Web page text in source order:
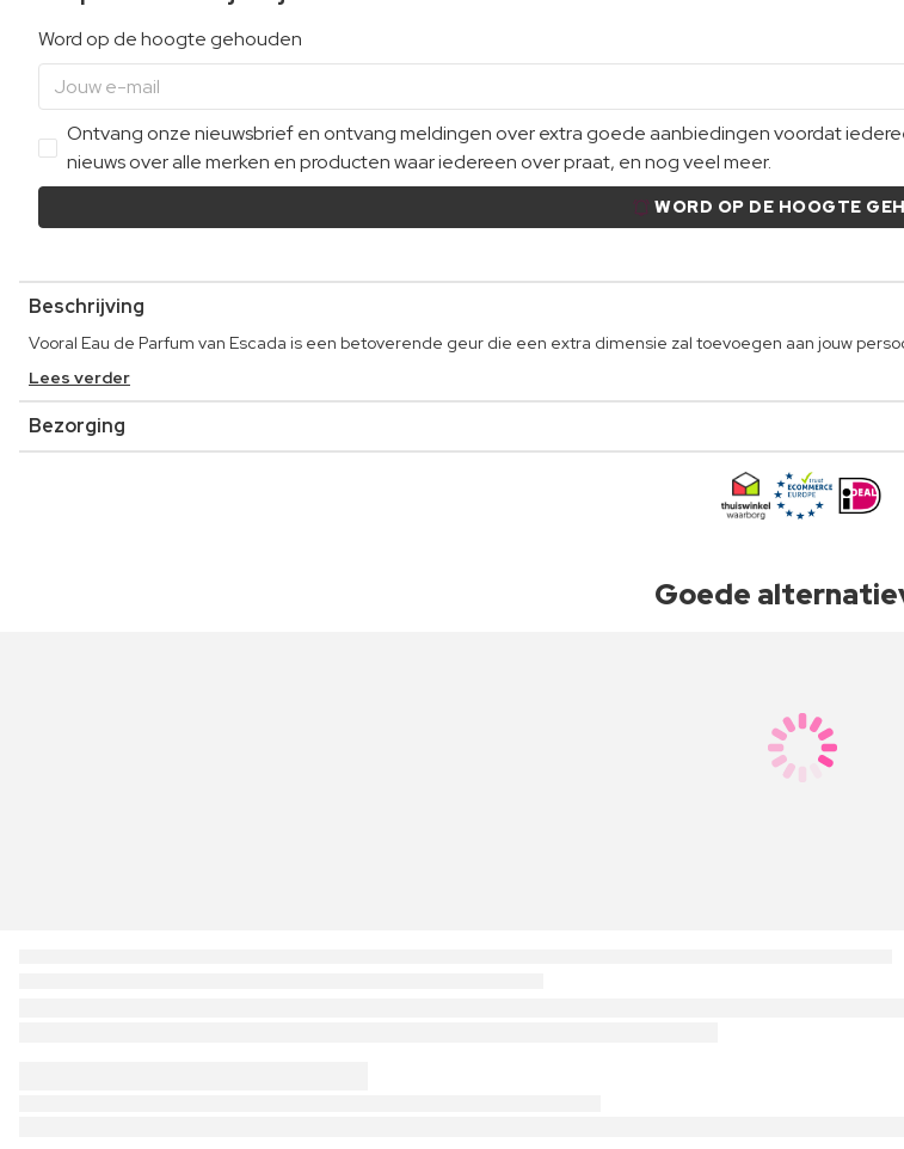
Word op de hoogte gehouden
Ontvang onze nieuwsbrief en ontvang meldingen over extra goede aanbiedingen voordat
nieuws over alle merken en producten waar iedereen over praat, en nog veel meer.
WORD OP DE HOOGTE
Beschrijving
Vooral Eau de Parfum van Escada is een betoverende geur die een extra dimensie zal toevoegen aan jouw
Lees verder
Bezorging
Goede